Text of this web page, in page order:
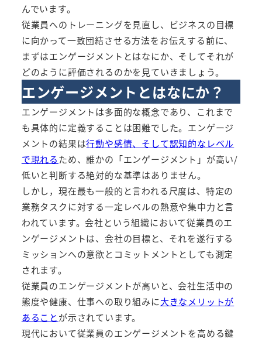
んでいます。
従業員へのトレーニングを見直し、ビジネスの目標
に向かって一致団結させる方法をお伝えする前に、
まずはエンゲージメントとはなにか、そしてそれが
どのように評価されるのかを見ていきましょう。
エンゲージメントとはなにか？
エンゲージメントは多面的な概念であり、これまで
も具体的に定義することは困難でした。エンゲージ
メントの結果は行動や感情、そして認知的なレベル
で現れるため、誰かの「エンゲージメント」が高い/
低いと判断する絶対的な基準はありません。
しかし，現在最も一般的と言われる尺度は、特定の
業務タスクに対する一定レベルの熱意や集中力と言
われています。会社という組織において従業員のエ
ンゲージメントは、会社の目標と、それを遂行する
ミッションへの意欲とコミットメントとしても測定
されます。
従業員のエンゲージメントが高いと、会社生活中の
態度や健康、仕事への取り組みに大きなメリットが
あることが示されています。
現代において従業員のエンゲージメントを高める鍵